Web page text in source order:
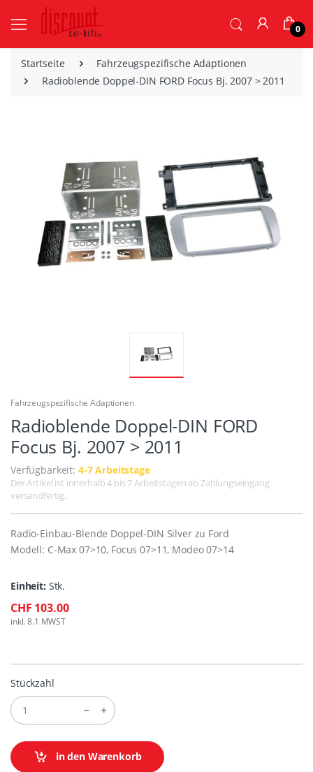
0
Startseite
Fahrzeugspezifische Adaptionen
Radioblende Doppel-DIN FORD Focus Bj. 2007 > 2011
Fahrzeugspezifische Adaptionen
Radioblende Doppel-DIN FORD
Focus Bj. 2007 > 2011
Verfügbarkeit: 4-7 Arbeitstage
Der Artikel ist innerhalb 4 bis 7 Arbeitstagen ab Zahlungseingang
versandfertig.
Radio-Einbau-Blende Doppel-DIN Silver zu Ford
Modell: C-Max 07>10, Focus 07>11, Modeo 07>14
Einheit: Stk.
CHF 103.00
inkl. 8.1 MWST
Stückzahl
in den Warenkorb